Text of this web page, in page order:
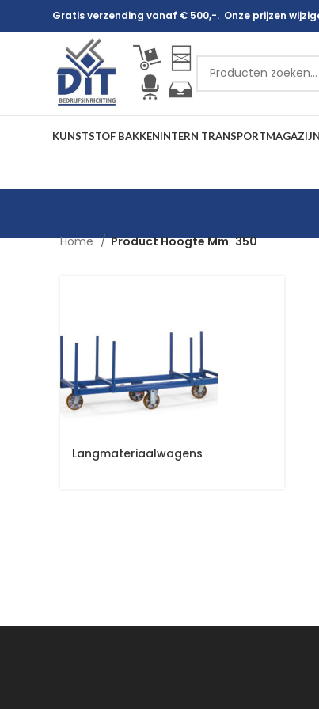
Gratis verzending vanaf € 500,-. Onze prijzen
KUNSTSTOF BAKKENINTERN TRANSPORT
Home Product Hoogte Mm 350
Langmateriaalwagens